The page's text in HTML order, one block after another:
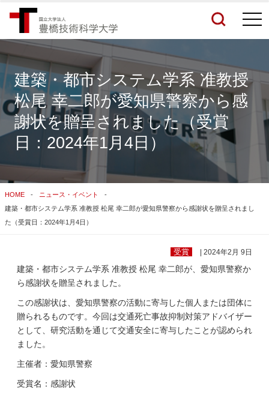
検索結果をもっと見る
関連サイトすべてを検索する
建築・都市システム学系 准教授
松尾 幸二郎が愛知県警察から感
謝状を贈呈されました（受賞
日：2024年1月4日）
HOME
ニュース・イベント
建築・都市システム学系 准教授 松尾 幸二郎が愛知県警察から感謝状を贈呈されまし
た（受賞日：2024年1月4日）
受賞 | 2024年2月 9日
建築・都市システム学系 准教授 松尾 幸二郎が、愛知県警察か
ら感謝状を贈呈されました。
この感謝状は、愛知県警察の活動に寄与した個人または団体に
贈られるものです。今回は交通死亡事故抑制対策アドバイザー
として、研究活動を通じて交通安全に寄与したことが認められ
ました。
主催者：愛知県警察
受賞名：感謝状